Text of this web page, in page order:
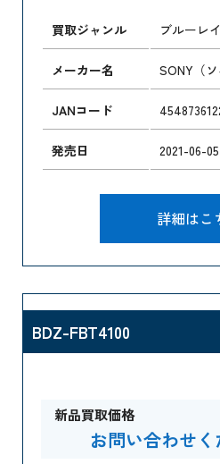
買取ジャンル ブルーレ
メーカー名 SONY（ソ
JANコード
発売日 2021-06-05
詳細はこ
BDZ-FBT4100
新品買取価格
お問い合わせく